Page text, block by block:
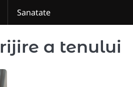
Sanatate
a tenului